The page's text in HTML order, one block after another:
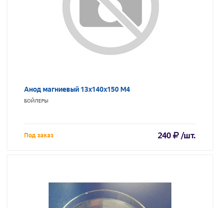
Анод магниевый 13х140х150 М4
БОЙЛЕРЫ
Под заказ 240 /шт.